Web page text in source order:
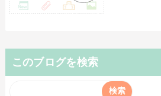
このブログを検索